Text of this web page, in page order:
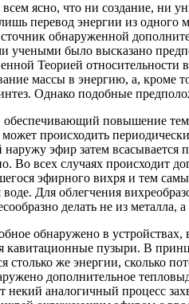
всем ясно, что ни создание, ни
перевод энергии из одного
обнаруженной
учеными было высказано
Теорией относительности
массы в энергию, а, кроме
Однако подобные
повышение
происходить
эфир затем всасывается
Во всех случаях происходит
эфирного вихря и тем
воде. Для облегчения
делать не из металла,
обнаружено в
кавитационные пузыри. В
столько же энергии, сколько
дополнительное
некий аналогичный процесс